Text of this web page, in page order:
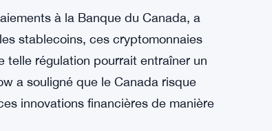
à la Banque du Canada, a
stablecoins, ces cryptomonnaies
telle régulation pourrait entraîner un
a souligné que le Canada risque
innovations financières de manière